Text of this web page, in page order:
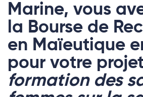
Marine, vous
la Bourse de
en Maïeutique
pour votre
formation des